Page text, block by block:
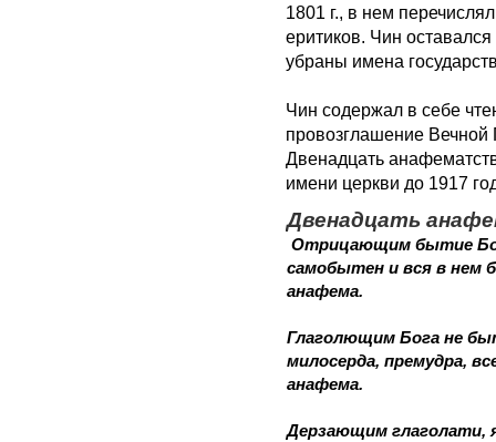
1801 г., в нем
еритиков. Чин оставался
убраны имена
Чин содержал в себе
провозглашение
Двенадцать
имени церкви до 1917
Двенадцать
Отрицающим бытие
самобытен и вся в нем
анафема.
Глаголющим Бога не
милосерда, премудра,
анафема.
Дерзающим глаголати,